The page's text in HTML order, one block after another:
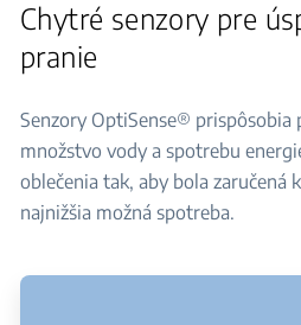
Chytré senzory pre
pranie
Senzory OptiSense® prispôsobia
množstvo vody a spotrebu
oblečenia tak, aby bola zaručená
najnižšia možná spotreba.